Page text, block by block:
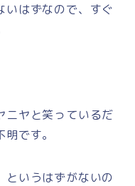
いはずなので、すぐ
ニヤと笑っているだ
です。
というはずがないの